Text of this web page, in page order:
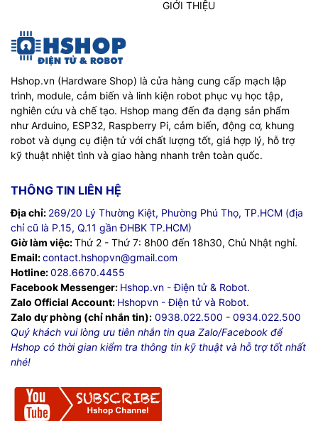
GIỚI THIỆU
Hshop.vn (Hardware Shop) là cửa hàng cung cấp mạch lập
trình, module, cảm biến và linh kiện robot phục vụ học tập,
nghiên cứu và chế tạo. Hshop mang đến đa dạng sản phẩm
như Arduino, ESP32, Raspberry Pi, cảm biến, động cơ, khung
robot và dụng cụ điện tử với chất lượng tốt, giá hợp lý, hỗ trợ
kỹ thuật nhiệt tình và giao hàng nhanh trên toàn quốc.
THÔNG TIN LIÊN HỆ
Địa chỉ: 269/20 Lý Thường Kiệt, Phường Phú Thọ, TP.HCM (địa
chỉ cũ là P.15, Q.11 gần ĐHBK TP.HCM)
Giờ làm việc:Thứ 2 - Thứ 7: 8h00 đến 18h30, Chủ Nhật nghỉ.
Email:contact.hshopvn@gmail.com
Hotline:028.6670.4455
Facebook Messenger: Hshop.vn - Điện tử & Robot.
Zalo Official Account: Hshopvn - Điện tử và Robot.
Zalo dự phòng (chỉ nhắn tin): 0938.022.500 - 0934.022.500
Quý khách vui lòng ưu tiên nhắn tin qua Zalo/Facebook để
Hshop có thời gian kiểm tra thông tin kỹ thuật và hỗ trợ tốt nhất
nhé!